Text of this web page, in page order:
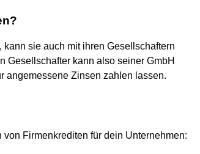
sie auch mit ihren Gesellschaftern
Gesellschafter kann also seiner GmbH
angemessene Zinsen zahlen lassen.
Firmenkrediten für dein Unternehmen: